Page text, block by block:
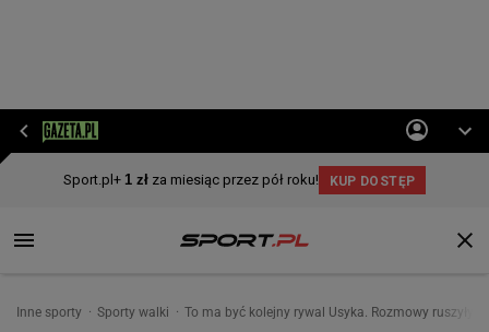
Inne sporty Sporty walki To ma być kolejny rywal Usyka. Rozmowy ruszyły.